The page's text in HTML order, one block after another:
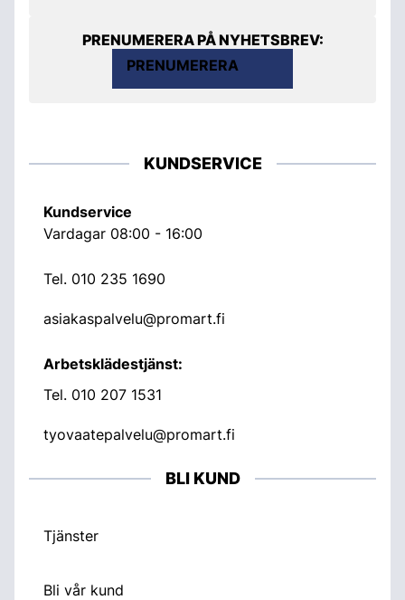
PRENUMERERA PÅ NYHETSBREV:
PRENUMERERA
KUNDSERVICE
Kundservice
Vardagar 08:00 - 16:00
Tel. 010 235 1690
asiakaspalvelu@promart.fi
Arbetsklädestjänst:
Tel. 010 207 1531
tyovaatepalvelu@promart.fi
BLI KUND
Tjänster
Bli vår kund